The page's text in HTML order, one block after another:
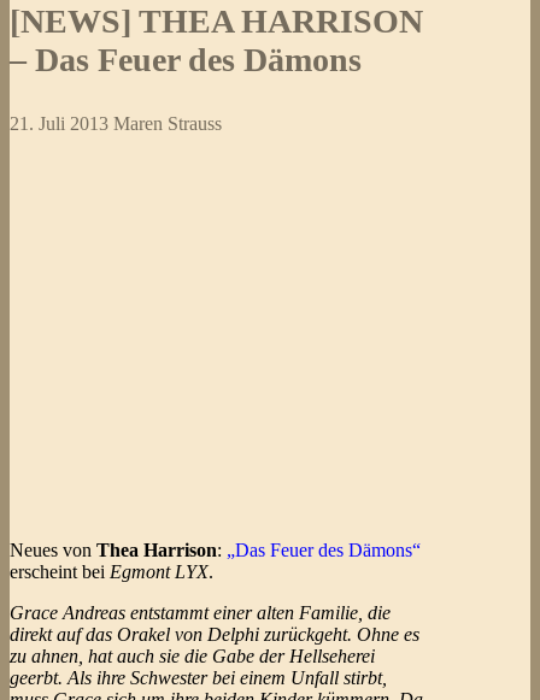
[NEWS] THEA HARRISON
– Das Feuer des Dämons
21. Juli 2013 Maren Strauss
Neues von Thea Harrison: „Das Feuer des Dämons“
erscheint bei Egmont LYX.
Grace Andreas entstammt einer alten Familie, die
direkt auf das Orakel von Delphi zurückgeht. Ohne es
zu ahnen, hat auch sie die Gabe der Hellseherei
geerbt. Als ihre Schwester bei einem Unfall stirbt,